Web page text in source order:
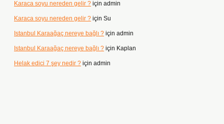
Karaca soyu nereden gelir ? için admin
Karaca soyu nereden gelir ? için Su
Istanbul Karaağaç nereye bağlı ? için admin
Istanbul Karaağaç nereye bağlı ? için Kaplan
Helak edici 7 şey nedir ? için admin